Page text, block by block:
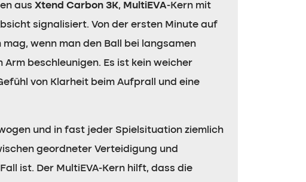
aus Xtend Carbon 3K, MultiEVA-Kern mit
signalisiert. Von der ersten Minute auf
wenn man den Ball bei langsamen
beschleunigen. Es ist kein weicher
von Klarheit beim Aufprall und eine
und in fast jeder Spielsituation ziemlich
geordneter Verteidigung und
ist. Der MultiEVA-Kern hilft, dass die